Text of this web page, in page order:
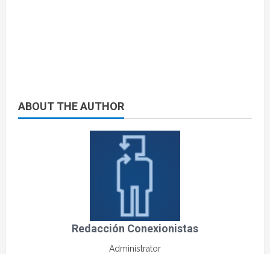
ABOUT THE AUTHOR
Redacción Conexionistas
Administrator